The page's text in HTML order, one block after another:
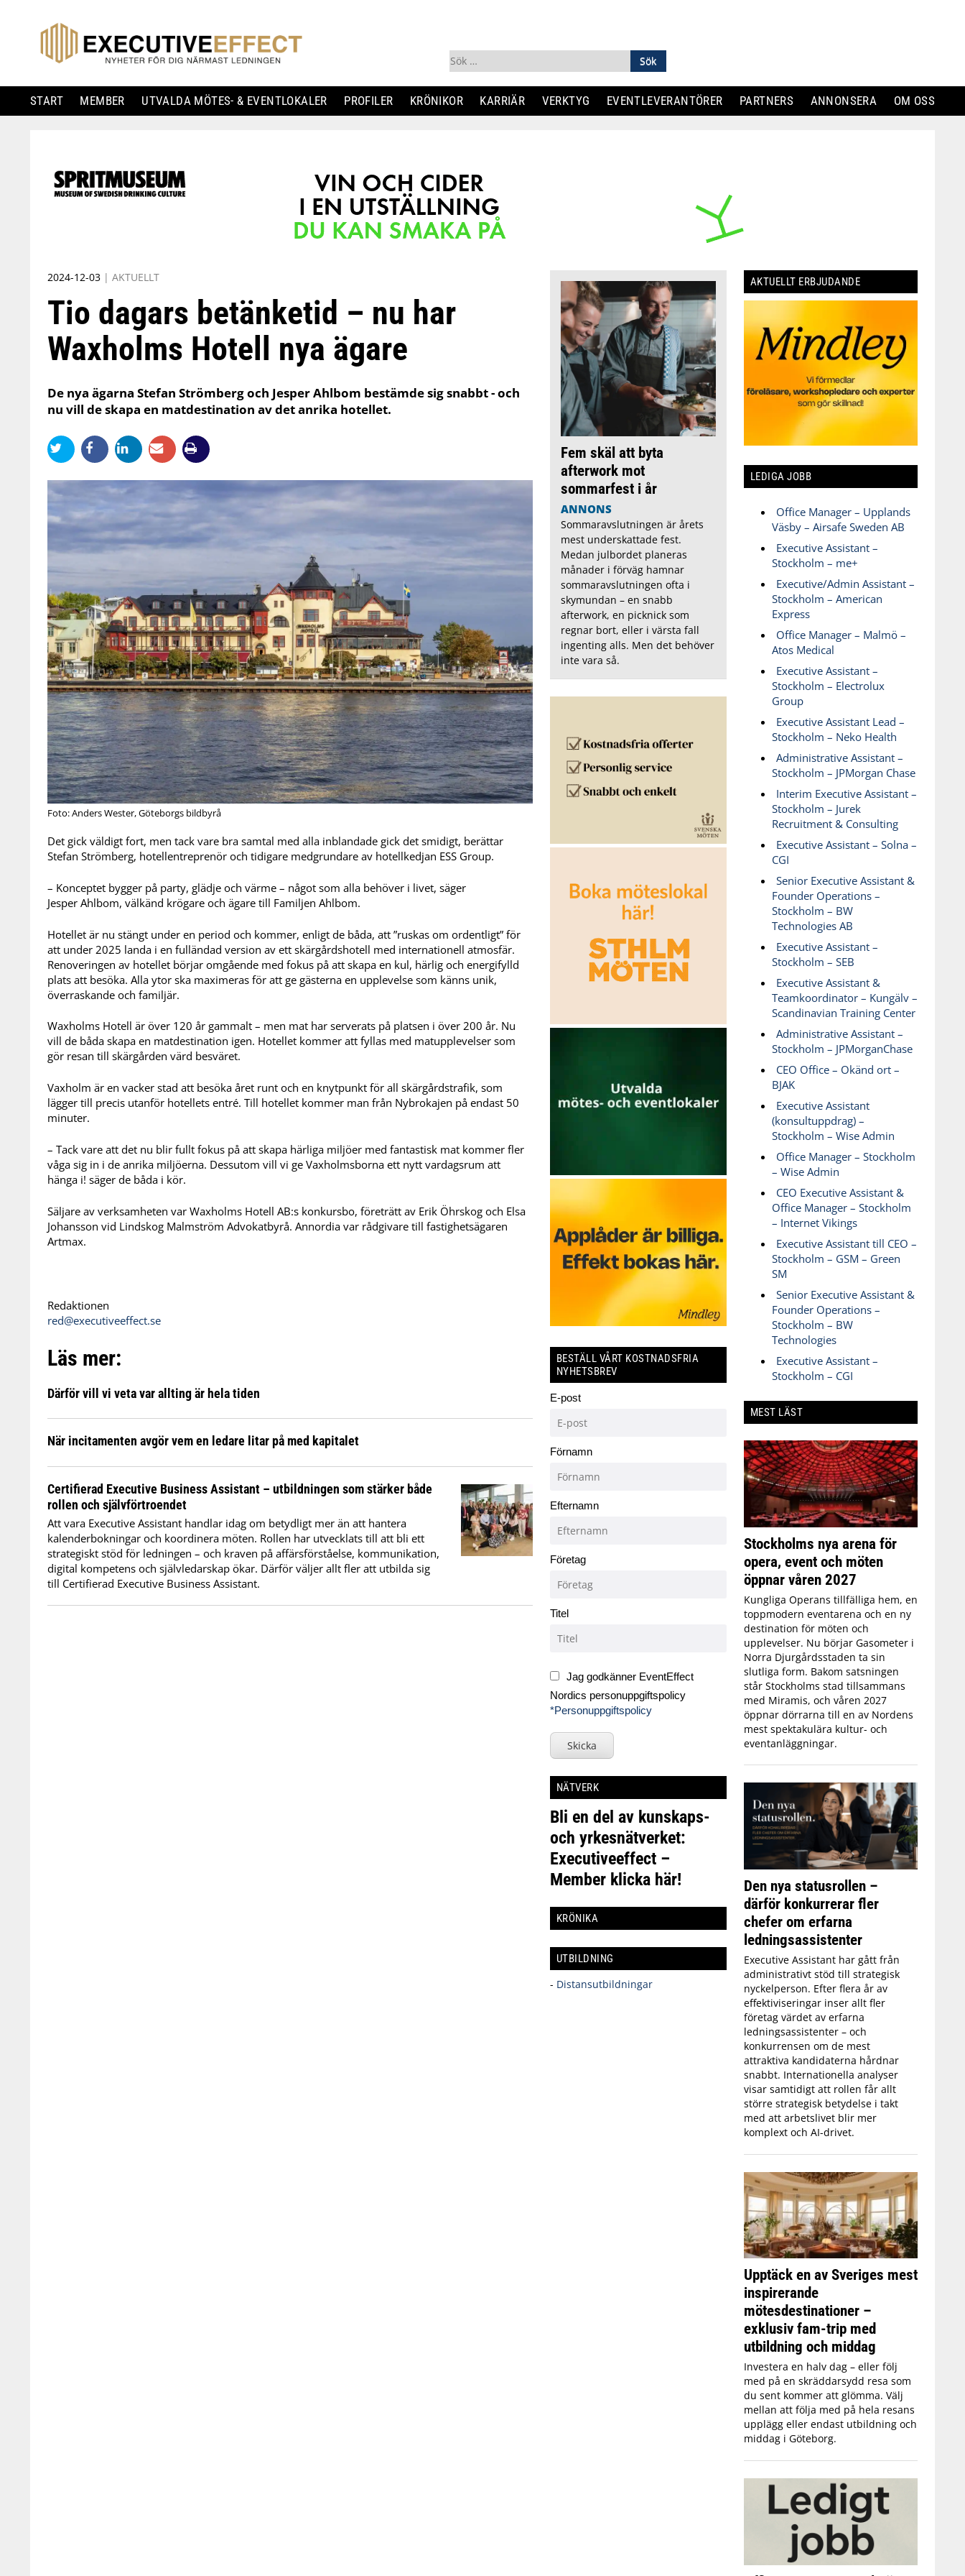
Sök
efter:
START MEMBER UTVALDA MÖTES- & EVENTLOKALER PROFILER KRÖNIKOR KARRIÄR VERKTYG EVENTLEVERANTÖRER PARTNERS ANNONSERA OM OSS
to
content
2024-12-03 | AKTUELLT
Tio dagars betänketid – nu har
Waxholms Hotell nya ägare
De nya ägarna Stefan Strömberg och Jesper Ahlbom bestämde sig snabbt - och
nu vill de skapa en matdestination av det anrika hotellet.
Foto: Anders Wester, Göteborgs bildbyrå
Det gick väldigt fort, men tack vare bra samtal med alla inblandade gick det smidigt, berättar
Stefan Strömberg, hotellentreprenör och tidigare medgrundare av hotellkedjan ESS Group.
– Konceptet bygger på party, glädje och värme – något som alla behöver i livet, säger
Jesper Ahlbom, välkänd krögare och ägare till Familjen Ahlbom.
Hotellet är nu stängt under en period och kommer, enligt de båda, att ”ruskas om ordentligt” för
att under 2025 landa i en fulländad version av ett skärgårdshotell med internationell atmosfär.
Renoveringen av hotellet börjar omgående med fokus på att skapa en kul, härlig och energifylld
plats att besöka. Alla ytor ska maximeras för att ge gästerna en upplevelse som känns unik,
överraskande och familjär.
Waxholms Hotell är över 120 år gammalt – men mat har serverats på platsen i över 200 år. Nu
vill de båda skapa en matdestination igen. Hotellet kommer att fyllas med matupplevelser som
gör resan till skärgården värd besväret.
Vaxholm är en vacker stad att besöka året runt och en knytpunkt för all skärgårdstrafik, som
lägger till precis utanför hotellets entré. Till hotellet kommer man från Nybrokajen på endast 50
minuter.
– Tack vare att det nu blir fullt fokus på att skapa härliga miljöer med fantastisk mat kommer fler
våga sig in i de anrika miljöerna. Dessutom vill vi ge Vaxholmsborna ett nytt vardagsrum att
hänga i! säger de båda i kör.
Säljare av verksamheten var Waxholms Hotell AB:s konkursbo, företrätt av Erik Öhrskog och Elsa
Johansson vid Lindskog Malmström Advokatbyrå. Annordia var rådgivare till fastighetsägaren
Artmax.
Redaktionen
red@executiveeffect.se
Läs mer:
Därför vill vi veta var allting är hela tiden
När incitamenten avgör vem en ledare litar på med kapitalet
Certifierad Executive Business Assistant – utbildningen som stärker både
rollen och självförtroendet
Att vara Executive Assistant handlar idag om betydligt mer än att hantera
kalenderbokningar och koordinera möten. Rollen har utvecklats till att bli ett
strategiskt stöd för ledningen – och kraven på affärsförståelse, kommunikation,
digital kompetens och självledarskap ökar. Därför väljer allt fler att utbilda sig
till Certifierad Executive Business Assistant.
Fem skäl att byta
afterwork mot
sommarfest i år
ANNONS
Sommaravslutningen är årets
mest underskattade fest.
Medan julbordet planeras
månader i förväg hamnar
sommaravslutningen ofta i
skymundan – en snabb
afterwork, en picknick som
regnar bort, eller i värsta fall
ingenting alls. Men det behöver
inte vara så.
BESTÄLL VÅRT KOSTNADSFRIA
NYHETSBREV
E-post
Förnamn
Efternamn
Företag
Titel
Jag godkänner EventEffect
Nordics personuppgiftspolicy
*Personuppgiftspolicy
Skicka
NÄTVERK
Bli en del av kunskaps-
och yrkesnätverket:
Executiveeffect –
Member klicka här!
KRÖNIKA
UTBILDNING
- Distansutbildningar
AKTUELLT ERBJUDANDE
LEDIGA JOBB
Office Manager – Upplands
Väsby – Airsafe Sweden AB
Executive Assistant –
Stockholm – me+
Executive/Admin Assistant –
Stockholm – American
Express
Office Manager – Malmö –
Atos Medical
Executive Assistant –
Stockholm – Electrolux
Group
Executive Assistant Lead –
Stockholm – Neko Health
Administrative Assistant –
Stockholm – JPMorgan Chase
Interim Executive Assistant –
Stockholm – Jurek
Recruitment & Consulting
Executive Assistant – Solna –
CGI
Senior Executive Assistant &
Founder Operations –
Stockholm – BW
Technologies AB
Executive Assistant –
Stockholm – SEB
Executive Assistant &
Teamkoordinator – Kungälv –
Scandinavian Training Center
Administrative Assistant –
Stockholm – JPMorganChase
CEO Office – Okänd ort –
BJAK
Executive Assistant
(konsultuppdrag) –
Stockholm – Wise Admin
Office Manager – Stockholm
– Wise Admin
CEO Executive Assistant &
Office Manager – Stockholm
– Internet Vikings
Executive Assistant till CEO –
Stockholm – GSM – Green
SM
Senior Executive Assistant &
Founder Operations –
Stockholm – BW
Technologies
Executive Assistant –
Stockholm – CGI
MEST LÄST
Stockholms nya arena för
opera, event och möten
öppnar våren 2027
Kungliga Operans tillfälliga hem, en
toppmodern eventarena och en ny
destination för möten och
upplevelser. Nu börjar Gasometer i
Norra Djurgårdsstaden ta sin
slutliga form. Bakom satsningen
står Stockholms stad tillsammans
med Miramis, och våren 2027
öppnar dörrarna till en av Nordens
mest spektakulära kultur- och
eventanläggningar.
Den nya statusrollen –
därför konkurrerar fler
chefer om erfarna
ledningsassistenter
Executive Assistant har gått från
administrativt stöd till strategisk
nyckelperson. Efter flera år av
effektiviseringar inser allt fler
företag värdet av erfarna
ledningsassistenter – och
konkurrensen om de mest
attraktiva kandidaterna hårdnar
snabbt. Internationella analyser
visar samtidigt att rollen får allt
större strategisk betydelse i takt
med att arbetslivet blir mer
komplext och AI-drivet.
Upptäck en av Sveriges mest
inspirerande
mötesdestinationer –
exklusiv fam-trip med
utbildning och middag
Investera en halv dag – eller följ
med på en skräddarsydd resa som
du sent kommer att glömma. Välj
mellan att följa med på hela resans
upplägg eller endast utbildning och
middag i Göteborg.